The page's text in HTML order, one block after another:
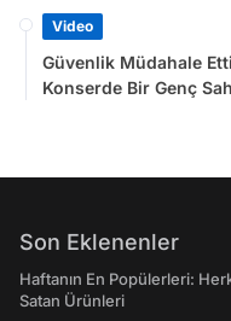
Video
Güvenlik Müdahale
Konserde Bir Genç
Son Eklenenler
Haftanın En Popülerleri:
Satan Ürünleri